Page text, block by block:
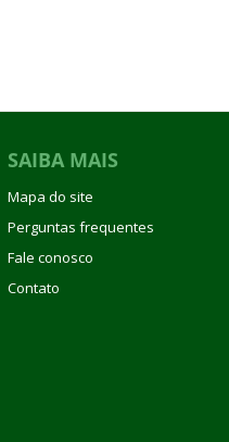
SAIBA MAIS
Mapa do site
Perguntas frequentes
Fale conosco
Contato